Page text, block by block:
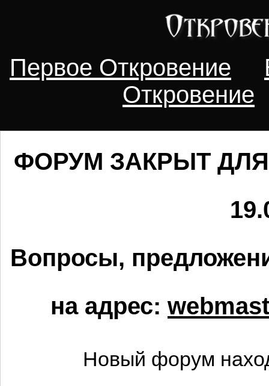
Первое Откровение
Откровение
ФОРУМ ЗАКРЫТ
Вопросы,
на адрес:
Новый форум